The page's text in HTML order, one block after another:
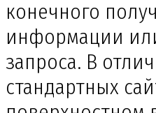
конечного
информации
запроса. В
стандартных